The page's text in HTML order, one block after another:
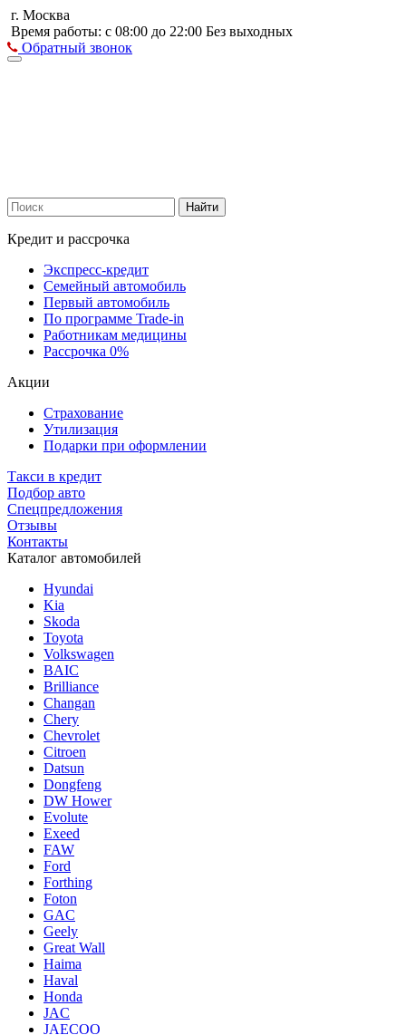
г. Москва
Время работы: с 08:00 до 22:00 Без выходных
Обратный звонок
Найти
Кредит и рассрочка
Экспресс-кредит
Семейный автомобиль
Первый автомобиль
По программе Trade-in
Работникам медицины
Рассрочка 0%
Акции
Страхование
Утилизация
Подарки при оформлении
Такси в кредит
Подбор авто
Спецпредложения
Отзывы
Контакты
Каталог автомобилей
Hyundai
Kia
Skoda
Toyota
Volkswagen
BAIC
Brilliance
Changan
Chery
Chevrolet
Citroen
Datsun
Dongfeng
DW Hower
Evolute
Exeed
FAW
Ford
Forthing
Foton
GAC
Geely
Great Wall
Haima
Haval
Honda
JAC
JAECOO